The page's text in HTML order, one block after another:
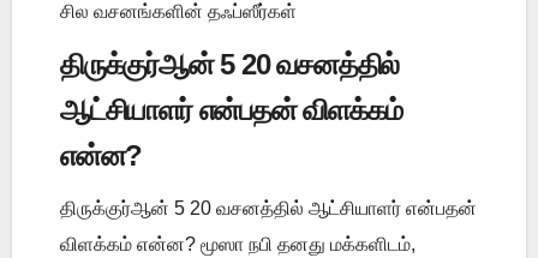
சில வசனங்களின் தஃப்ஸீர்கள்
திருக்குர்ஆன் 5 20 வசனத்தில்
ஆட்சியாளர் என்பதன் விளக்கம்
என்ன?
திருக்குர்ஆன் 5 20 வசனத்தில் ஆட்சியாளர் என்பதன்
விளக்கம் என்ன? மூஸா நபி தனது மக்களிடம்,